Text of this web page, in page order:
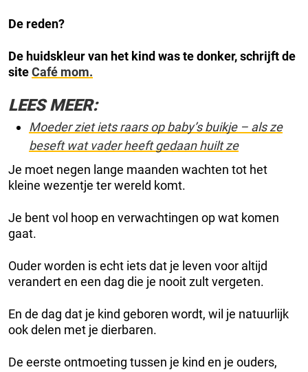
De reden?
De huidskleur van het kind was te donker, schrijft de
siteCafé mom.
LEES MEER:
Moeder ziet iets raars op baby’s buikje – als ze
beseft wat vader heeft gedaan huilt ze
Je moet negen lange maanden wachten tot het
kleine wezentje ter wereld komt.
Je bent vol hoop en verwachtingen op wat komen
gaat.
Ouder worden is echt iets dat je leven voor altijd
verandert en een dag die je nooit zult vergeten.
En de dag dat je kind geboren wordt, wil je natuurlijk
ook delen met je dierbaren.
De eerste ontmoeting tussen je kind en je ouders,